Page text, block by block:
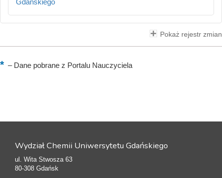
Gdańskiego
Pokaż rejestr zmian
–Dane pobrane z Portalu Nauczyciela
Wydział Chemii Uniwersytetu Gdańskiego
ul. Wita Stwosza 63
80-308 Gdańsk